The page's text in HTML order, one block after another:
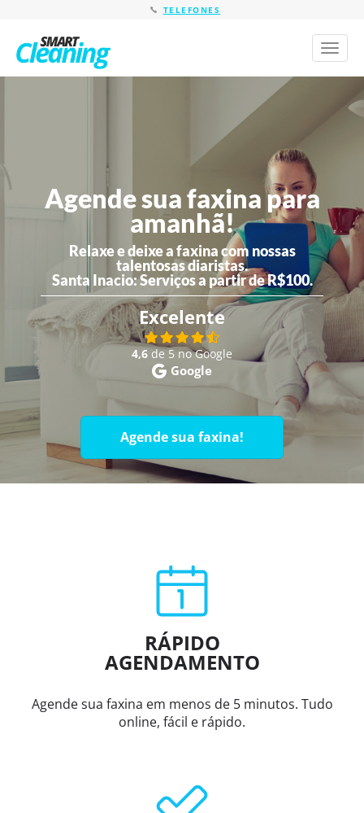
TELEFONES
Toggle
Agende sua faxina para
amanhã!
Relaxe e deixe a faxina com nossas
talentosas diaristas.
Santa Inacio:Serviços a partir de R$100.
Excelente
4,6 de 5 no Google
Google
Agende sua faxina!
RÁPIDO
AGENDAMENTO
Agende sua faxina em menos de 5 minutos. Tudo
online, fácil e rápido.